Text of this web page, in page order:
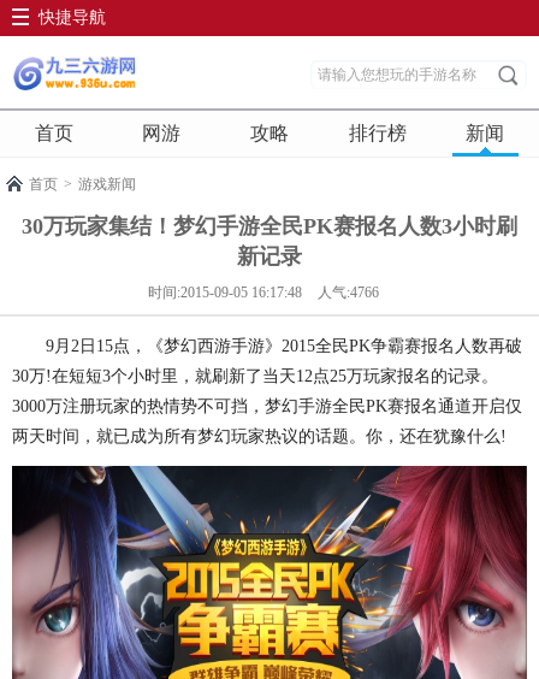
快捷导航
首页 网游 攻略 排行榜 新闻
首页 > 游戏新闻
30万玩家集结！梦幻手游全民PK赛报名人数3小时刷
新记录
时间:2015-09-05 16:17:48 人气:4766
9月2日15点，《梦幻西游手游》2015全民PK争霸赛报名人数再破
30万!在短短3个小时里，就刷新了当天12点25万玩家报名的记录。
3000万注册玩家的热情势不可挡，梦幻手游全民PK赛报名通道开启仅
两天时间，就已成为所有梦幻玩家热议的话题。你，还在犹豫什么!